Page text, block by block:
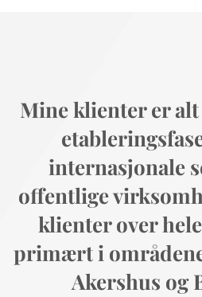
Mine klienter er
internasjonale
offentlige
klienter over
primært i
Akershus og